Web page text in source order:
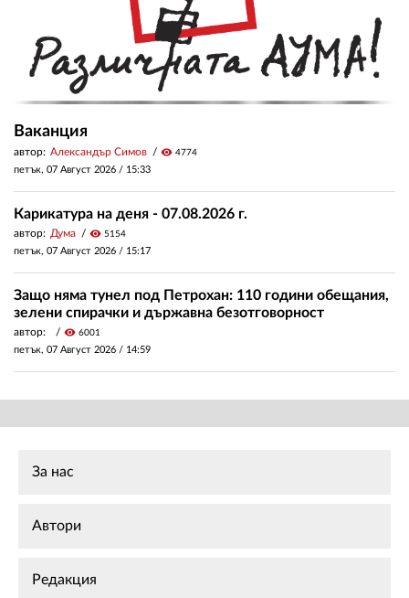
Ваканция
автор: Александър Симов visibility 4774
петък, 07 Август 2026 / 15:33
Карикатура на деня - 07.08.2026 г.
автор: Дума visibility 5154
петък, 07 Август 2026 / 15:17
Защо няма тунел под Петрохан: 110 години обещания,
зелени спирачки и държавна безотговорност
автор: visibility 6001
петък, 07 Август 2026 / 14:59
За нас
Автори
Редакция